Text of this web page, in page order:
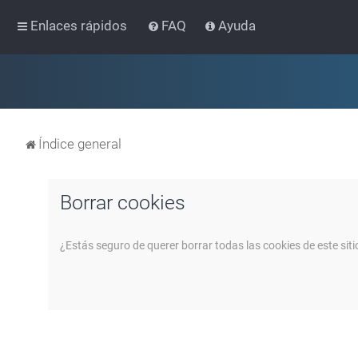
Enlaces rápidos FAQ Ayuda
Índice general
Borrar cookies
¿Estás seguro de querer borrar todas las cookies de este